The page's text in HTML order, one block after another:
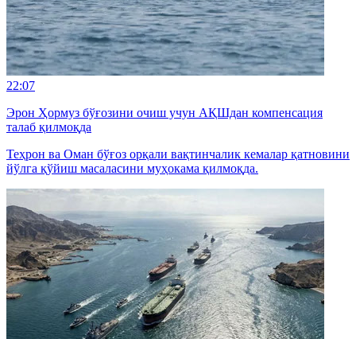
22:07
Эрон Ҳормуз бўғозини очиш учун АҚШдан компенсация
талаб қилмоқда
Теҳрон ва Оман бўғоз орқали вақтинчалик кемалар қатновини
йўлга қўйиш масаласини муҳокама қилмоқда.